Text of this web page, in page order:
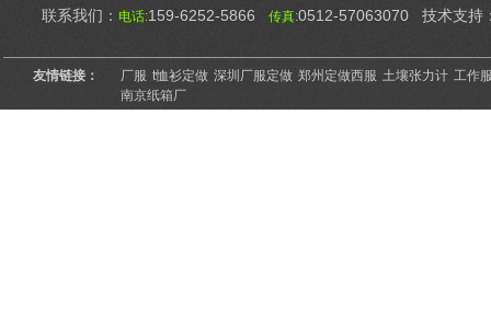
联系我们： 电话:159-6252-5866 传真:0512-57063070 技术支持
友情链接： 厂服 t恤衫定做 深圳厂服定做 郑州定做西服 土壤张力计 工作
南京纸箱厂